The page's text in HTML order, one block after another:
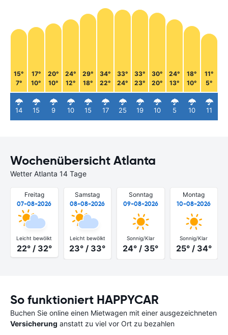
15°
7°
14
17°
10°
15
20°
10°
9
24°
12°
10
29°
18°
15
34°
22°
17
33°
24°
25
33°
23°
19
30°
20°
10
24°
13°
5
18°
10°
10
11°
5°
11
Wochenübersicht Atlanta
Wetter Atlanta 14 Tage
Freitag
07-08-2026
Leicht bewölkt
22° / 32°
Samstag
08-08-2026
Leicht bewölkt
23° / 33°
Sonntag
09-08-2026
Sonnig/Klar
24° / 35°
Montag
10-08-2026
Sonnig/Klar
25° / 34°
So funktioniert HAPPYCAR
Buchen Sie online einen Mietwagen mit einer ausgezeichneten
Versicherung anstatt zu viel vor Ort zu bezahlen